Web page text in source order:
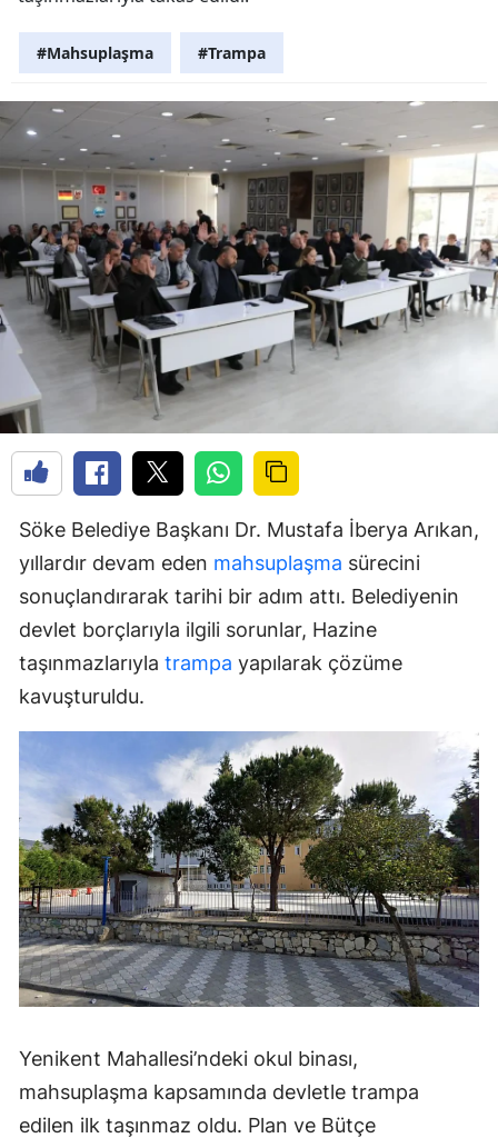
#Mahsuplaşma #Trampa
Söke Belediye Başkanı Dr. Mustafa İberya Arıkan,
yıllardır devam eden mahsuplaşma sürecini
sonuçlandırarak tarihi bir adım attı. Belediyenin
devlet borçlarıyla ilgili sorunlar, Hazine
taşınmazlarıyla trampa yapılarak çözüme
kavuşturuldu.
Yenikent Mahallesi’ndeki okul binası,
mahsuplaşma kapsamında devletle trampa
edilen ilk taşınmaz oldu. Plan ve Bütçe